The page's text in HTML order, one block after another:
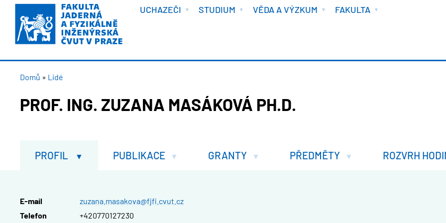
Přejít
hlavnímu
obsahu
VÍTEJTE
UCHAZEČI STUDIUM VĚDA A VÝZKUM FAKULTA
DROBEČKOVÁ
Domů Lidé
PROF. ING. ZUZANA MASÁKOVÁ PH.D.
PROFIL PUBLIKACE GRANTY PŘEDMĚTY ROZVRH
E-mail
zuzana.masakova@fjfi.cvut.cz
Telefon
+420770127230